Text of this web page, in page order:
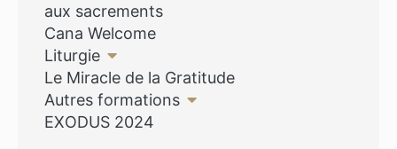
aux sacrements
Cana Welcome
Liturgie
Le Miracle de la Gratitude
Autres formations
EXODUS 2024